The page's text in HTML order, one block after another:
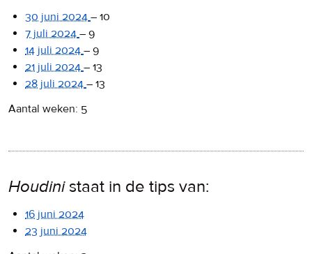
30 juni 2024 – 10
7 juli 2024 – 9
14 juli 2024 – 9
21 juli 2024 – 13
28 juli 2024 – 13
Aantal weken: 5
Houdinistaat in de tips van:
16 juni 2024
23 juni 2024